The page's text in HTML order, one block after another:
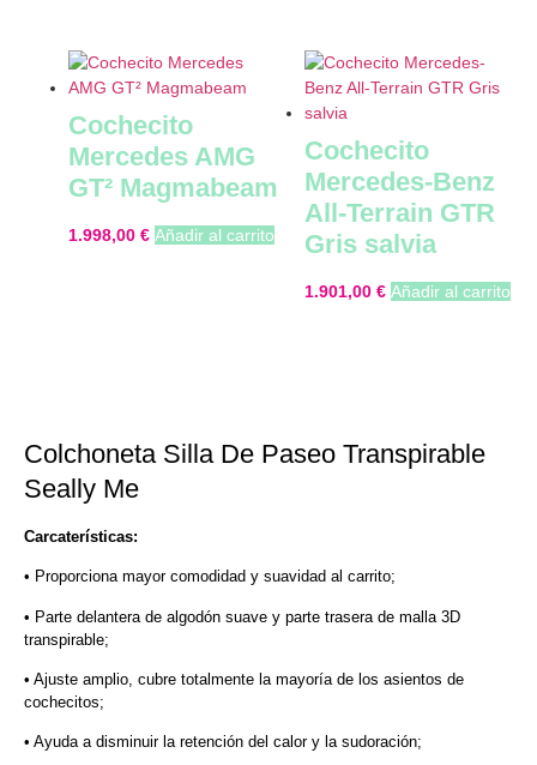
Cochecito
Mercedes AMG
GT² Magmabeam
1.998,00 € Añadir al carrito
Cochecito
Mercedes-Benz
All-Terrain GTR
Gris salvia
1.901,00 € Añadir al carrito
Colchoneta Silla De Paseo Transpirable
Seally Me
Carcaterísticas:
• Proporciona mayor comodidad y suavidad al carrito;
• Parte delantera de algodón suave y parte trasera de malla 3D
transpirable;
• Ajuste amplio, cubre totalmente la mayoría de los asientos de
cochecitos;
• Ayuda a disminuir la retención del calor y la sudoración;